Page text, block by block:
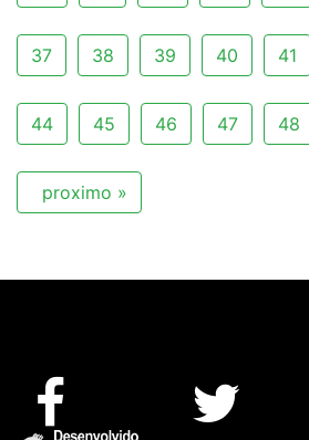
37 38 39 40 41
44 45 46 47 48
proximo »